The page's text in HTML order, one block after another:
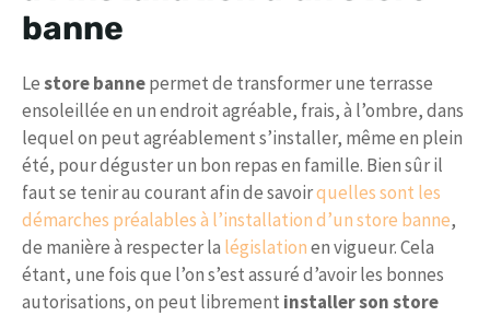
banne
Lestore bannepermet de transformer une terrasse
ensoleillée en un endroit agréable, frais, à l’ombre, dans
lequel on peut agréablement s’installer, même en plein
été, pour déguster un bon repas en famille. Bien sûr il
faut se tenir au courant afin de savoirquelles sont les
démarches préalables à l’installation d’un store banne,
de manière à respecter la législationen vigueur. Cela
étant, une fois que l’on s’est assuré d’avoir les bonnes
autorisations, on peut librement installer son store